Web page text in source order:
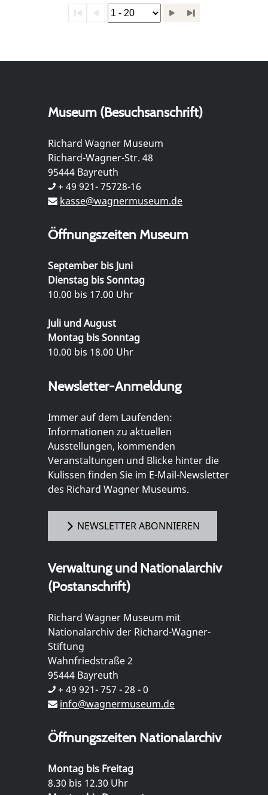
Museum (Besuchsanschrift)
Richard Wagner Museum
Richard-Wagner-Str. 48
95444 Bayreuth
+ 49 921- 75728-16
kasse@wagnermuseum.de
Öffnungszeiten Museum
September bis Juni
Dienstag bis Sonntag
10.00 bis 17.00 Uhr
Juli und August
Montag bis Sonntag
10.00 bis 18.00 Uhr
Newsletter-Anmeldung
Immer auf dem Laufenden:
Informationen zu aktuellen
Ausstellungen, kommenden
Veranstaltungen und Blicke hinter die
Kulissen finden Sie im E-Mail-Newsletter
des Richard Wagner Museums.
NEWSLETTER ABONNIEREN
Verwaltung und Nationalarchiv
(Postanschrift)
Richard Wagner Museum mit
Nationalarchiv der Richard-Wagner-
Stiftung
Wahnfriedstraße 2
95444 Bayreuth
+ 49 921- 757 - 28 - 0
info@wagnermuseum.de
Öffnungszeiten Nationalarchiv
Montag bis Freitag
8.30 bis 12.30 Uhr